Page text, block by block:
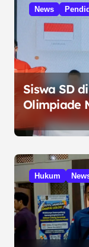
News
Siswa SD
Olimpiade
Hukum